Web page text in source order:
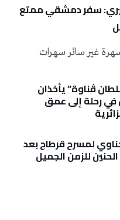
سفر دمشقي ممتع
سهرة الخميس 6 اوت 2026 سهرة غير سائر سهرات
ڤناوة” يأخذان
في رحلة إلى عمق
لمسرح قرطاج بعد